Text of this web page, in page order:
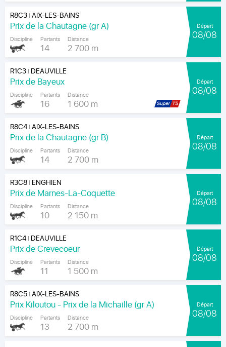
R8C3|AIX-LES-BAINS
Prix de la Chautagne (gr A)
Discipline Partants
14
Distance
2 700 m
Départ
08/08
R1C3| DEAUVILLE
Prix de Bayeux
Discipline Partants
16
Distance
1 600 m
Départ
08/08
R8C4|AIX-LES-BAINS
Prix de la Chautagne (gr B)
Discipline Partants
14
Distance
2 700 m
Départ
08/08
R3C8| ENGHIEN
Prix de Marnes-La-Coquette
Discipline Partants
10
Distance
2 150 m
Départ
08/08
R1C4| DEAUVILLE
Prix de Crevecoeur
Discipline Partants
11
Distance
1 500 m
Départ
08/08
R8C5|AIX-LES-BAINS
Prix Kiloutou - Prix de la Michaille (gr A)
Discipline Partants
13
Distance
2 700 m
Départ
08/08